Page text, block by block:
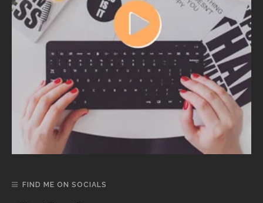
FIND ME ON SOCIALS